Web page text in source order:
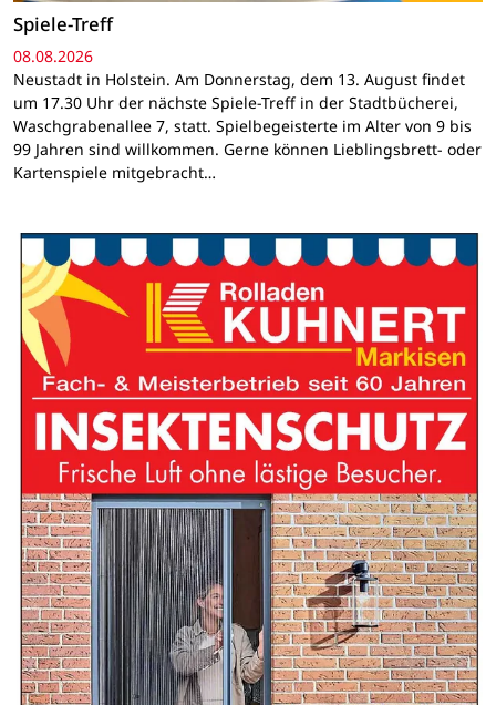
Spiele-Treff
08.08.2026
Neustadt in Holstein. Am Donnerstag, dem 13. August findet
um 17.30 Uhr der nächste Spiele-Treff in der Stadtbücherei,
Waschgrabenallee 7, statt. Spielbegeisterte im Alter von 9 bis
99 Jahren sind willkommen. Gerne können Lieblingsbrett- oder
Kartenspiele mitgebracht…